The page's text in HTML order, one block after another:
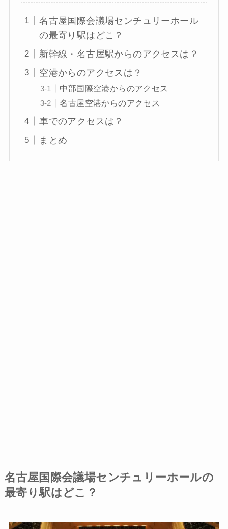
名古屋国際会議場センチュリーホール
の最寄り駅はどこ？
新幹線・名古屋駅からのアクセスは？
空港からのアクセスは？
中部国際空港からのアクセス
名古屋空港からのアクセス
車でのアクセスは？
まとめ
名古屋国際会議場センチュリーホールの
最寄り駅はどこ？